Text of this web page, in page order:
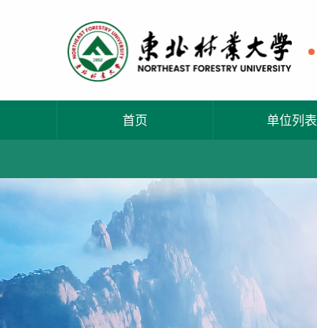
首页 单位列表